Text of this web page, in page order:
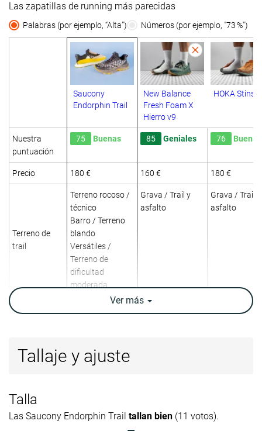
Las zapatillas de running más parecidas
Palabras (por ejemplo, “Alta”) Números (por ejemplo, "73 %")
Saucony
Endorphin Trail
New Balance
Fresh Foam X
Hierro v9
HOKA
Nuestra
puntuación
75 Buenas 85 Geniales 76 Buenas
Precio 180 € 160 € 180 €
Terreno de
trail
Terreno rocoso /
técnico
Barro / Terreno
blando
Versátiles /
Terreno de
dificultad
moderada
Grava / Trail y
asfalto
Grava / Trail y
asfalto
Absorción de
Alta
energía
Peso
10.4 oz / 295g 10.5 oz / 297g 12.9 oz / 365g
Ver más
Tallaje y ajuste
Talla
Las Saucony Endorphin Trail tallan bien (11 votos).